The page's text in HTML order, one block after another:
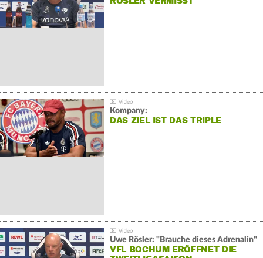
Kompany:
DAS ZIEL IST DAS TRIPLE
Uwe Rösler: "Brauche dieses Adrenalin"
VFL BOCHUM ERÖFFNET DIE